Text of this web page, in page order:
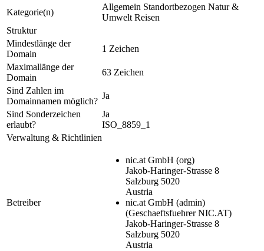
Kategorie(n)
Allgemein Standortbezogen Natur &
Umwelt Reisen
Struktur
Mindestlänge der
Domain
1 Zeichen
Maximallänge der
Domain
63 Zeichen
Sind Zahlen im
Domainnamen möglich?
Ja
Sind Sonderzeichen
erlaubt?
Ja
ISO_8859_1
Verwaltung & Richtlinien
Betreiber
nic.at GmbH (org)
Jakob-Haringer-Strasse 8
Salzburg 5020
Austria
nic.at GmbH (admin)
(Geschaeftsfuehrer NIC.AT)
Jakob-Haringer-Strasse 8
Salzburg 5020
Austria